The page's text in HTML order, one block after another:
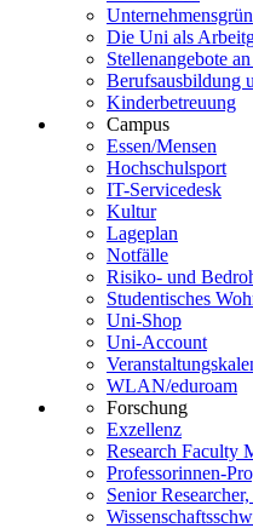
Die Uni als
Stellenangebote
Berufsausbildung
Kinderbetreuung
Campus
Essen/Mensen
Hochschulsport
IT-Servicedesk
Kultur
Lageplan
Notfälle
Risiko- und
Studentisches
Uni-Shop
Uni-Account
WLAN/eduroam
Forschung
Exzellenz
Research Faculty
Professorinnen-
Senior